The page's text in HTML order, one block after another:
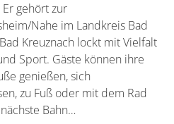
gehört zur
Nahe im Landkreis Bad
Kreuznach lockt mit Vielfalt
Sport. Gäste können ihre
genießen, sich
zu Fuß oder mit dem Rad
Bahn…